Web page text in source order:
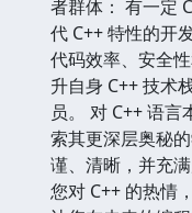
者群体： 有一定
代 C++ 特性的开
代码效率、安全
升自身 C++ 技术
员。 对 C++ 语
索其更深层奥秘
谨、清晰，并充
您对 C++ 的热情